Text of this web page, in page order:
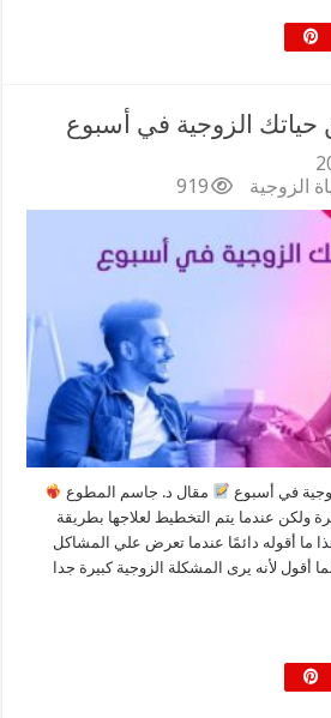
الزوجية 919
مقال د. جاسم المطوع
ولكن عندما يتم التخطيط لعلاجها بطريقة
ما أقوله دائمًا عندما تعرض علي المشاكل
أقول لأنه يرى المشكلة الزوجية كبيرة جدا